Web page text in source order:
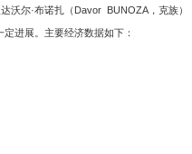
尔·布诺扎（Davor BUNOZA，克族
进展。主要经济数据如下：